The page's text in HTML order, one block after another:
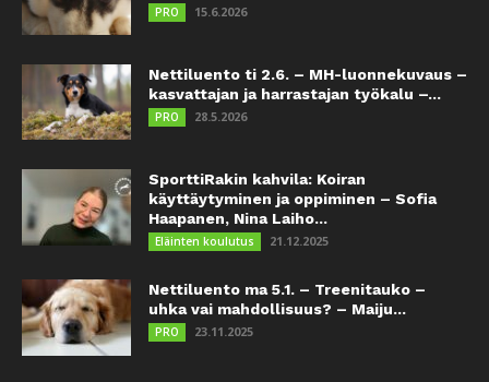
PRO 15.6.2026
Nettiluento ti 2.6. – MH-luonnekuvaus –
kasvattajan ja harrastajan työkalu –...
PRO 28.5.2026
SporttiRakin kahvila: Koiran
käyttäytyminen ja oppiminen – Sofia
Haapanen, Nina Laiho...
Eläinten koulutus 21.12.2025
Nettiluento ma 5.1. – Treenitauko –
uhka vai mahdollisuus? – Maiju...
PRO 23.11.2025